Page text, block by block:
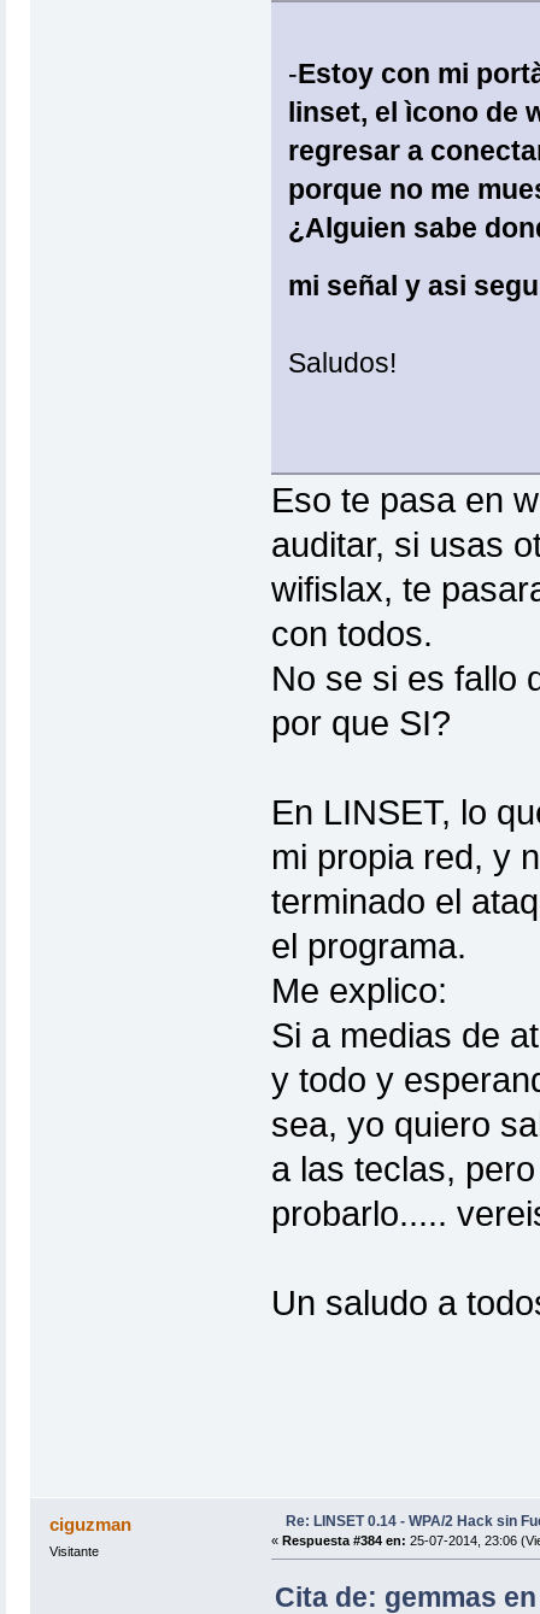
-Estoy con mi
linset, el ìcono de
regresar a
porque no me
¿Alguien sabe
mi señal y asi
Saludos!
Eso te pasa en
auditar, si usas
wifislax, te
con todos.
No se si es fallo
por que SI?
En LINSET, lo
mi propia red, y
terminado el
el programa.
Me explico:
Si a medias de
y todo y
sea, yo quiero
a las teclas,
probarlo.....
Un saludo a
ciguzman
Visitante
Re: LINSET 0.14 - WPA/2 Hack sin
« Respuesta #384 en: 25-07-2014, 23:06
Cita de: gemmas